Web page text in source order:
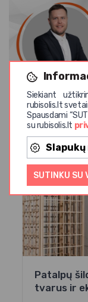
Siekiant
rubisolis.lt
Spausdami
su rubisolis.lt
SUTINKU SU
Patalpų
tvarus ir